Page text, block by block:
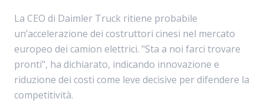
La CEO di Daimler Truck ritiene probabile
un’accelerazione dei costruttori cinesi nel mercato
europeo dei camion elettrici. "Sta a noi farci trovare
pronti", ha dichiarato, indicando innovazione e
riduzione dei costi come leve decisive per difendere la
competitività.